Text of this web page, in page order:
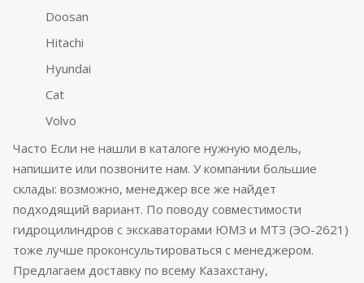
Doosan
Hitachi
Hyundai
Cat
Volvo
Часто Если не нашли в каталоге нужную модель,
напишите или позвоните нам. У компании большие
склады: возможно, менеджер все же найдет
подходящий вариант. По поводу совместимости
гидроцилиндров с экскаваторами ЮМЗ и МТЗ (ЭО-2621)
тоже лучше проконсультироваться с менеджером.
Предлагаем доставку по всему Казахстану,